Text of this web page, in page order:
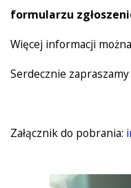
formularzu
Więcej informacji
Serdecznie
Załącznik do pobrania: